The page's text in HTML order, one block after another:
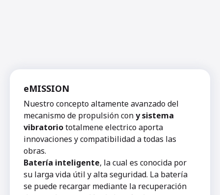
eMISSION
Nuestro concepto altamente avanzado del
mecanismo de propulsión cony sistema
vibratoriototalmene electrico aporta
innovaciones y compatibilidad a todas las
obras.
Batería inteligente, la cual es conocida por
su larga vida útil y alta seguridad. La batería
se puede recargar mediante la recuperación